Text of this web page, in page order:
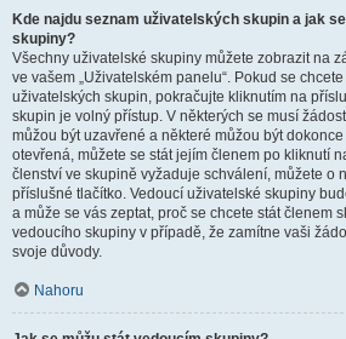
Kde najdu seznam uživatelských skupin a jak
skupiny?
Všechny uživatelské skupiny můžete zobrazit na
ve vašem „Uživatelském panelu“. Pokud se
uživatelských skupin, pokračujte kliknutím na
skupin je volný přístup. V některých se musí
můžou být uzavřené a některé můžou být
otevřená, můžete se stát jejím členem po kliknutí
členství ve skupině vyžaduje schválení, můžete o
příslušné tlačítko. Vedoucí uživatelské skupiny
a může se vás zeptat, proč se chcete stát členem
vedoucího skupiny v případě, že zamítne vaši
svoje důvody.
Nahoru